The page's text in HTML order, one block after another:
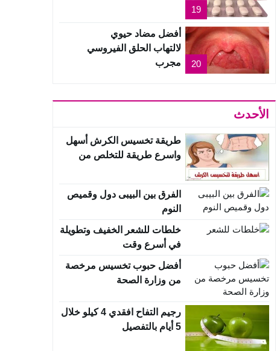
19
20
أفضل مضاد حيوي
لالتهاب الحلق الفيروسي
مجرب
الأحدث
طريقة تخسيس الكرش أسهل
واسرع طريقة للتخلص من
الفرق بين البيبى دول وقميص
النوم
خلطات للشعر الخفيف وتطويلة
في أسرع وقت
أفضل حبوب تخسيس مرخصة
من وزارة الصحة
رجيم التفاح افقدي 4 كيلو خلال
5 أيام بالتفصيل